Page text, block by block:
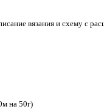
вязания и схему с
на 50г)